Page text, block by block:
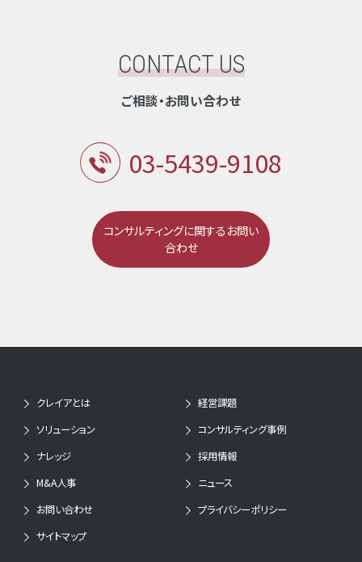
CONTACT US
ご相談・お問い合わせ
03-5439-9108
コンサルティングに関するお問い
合わせ
クレイアとは
経営課題
ソリューション
コンサルティング事例
ナレッジ
採用情報
M&A人事
ニュース
お問い合わせ
プライバシーポリシー
サイトマップ